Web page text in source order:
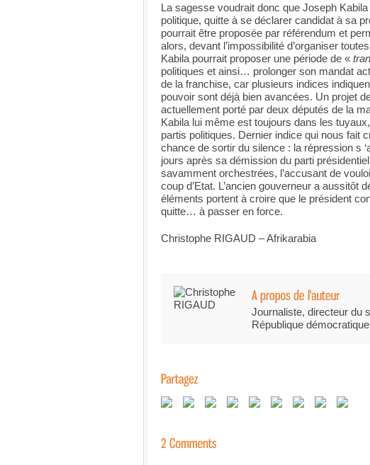
La sagesse voudrait donc que Joseph
politique, quitte à se déclarer candidat à sa
pourrait être proposée par référendum et
alors, devant l’impossibilité d’organiser
Kabila pourrait proposer une période de «
politiques et ainsi… prolonger son mandat
de la franchise, car plusieurs indices
pouvoir sont déjà bien avancées. Un projet
actuellement porté par deux députés de la
Kabila lui même est toujours dans les
partis politiques. Dernier indice qui nous fait
chance de sortir du silence : la répression s
jours après sa démission du parti
savamment orchestrées, l’accusant de
coup d’Etat. L’ancien gouverneur a aussitôt
éléments portent à croire que le président
quitte… à passer en force.
Christophe RIGAUD – Afrikarabia
Journaliste, directeur du
République